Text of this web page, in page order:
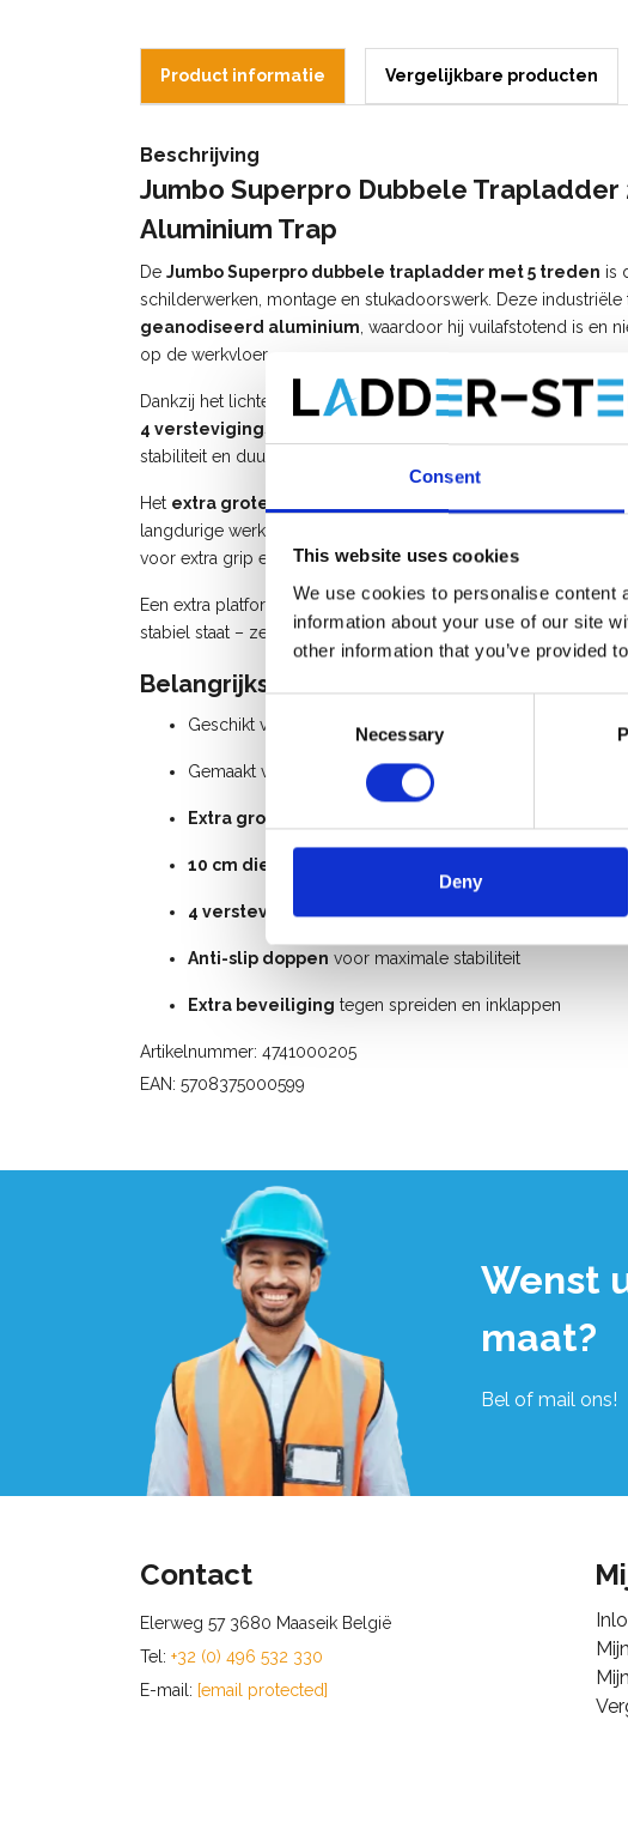
Consent
This website uses cookies
We use cookies to personalise content
information about your use of our site
other information that you’ve provided
Selection
Necessary
Deny
Product informatie Vergelijkbare producten
Beschrijving
Jumbo Superpro Dubbele
Aluminium Trap
De Jumbo Superpro dubbele trapladder met 5 treden is
schilderwerken, montage en stukadoorswerk. Deze
geanodiseerd aluminium , waardoor hij vuilafstotend is en
op de werkvloer.
Dankzij het lichte gewicht en de uitzonderlijke stevigheid werk
4 verstevigingsplaten en maar liefst 12
stabiliteit en duurzaamheid.
Het extra grote bordes van 22 x 40 cm
langdurige werkzaamheden. Bovendien zorgen de robuuste
voor extra grip en veiligheid.
Een extra platform onder het bovenste platform voorkomt
stabiel staat – zelfs bij intensief gebruik.
Belangrijkste kenmerken:
Geschikt voor intensief industrieel gebruik
Gemaakt van geanodiseerd aluminium (vuilafstotend
Extra groot werkplatform
10 cm diepe treden
4 verstevigingsplaten en 12 bevestigingspunten
Anti-slip doppen voor maximale stabiliteit
Extra beveiliging tegen spreiden en inklappen
Artikelnummer: 4741000205
EAN: 5708375000599
Wenst
maat?
Bel of mail ons!
Contact
Elerweg 57 3680 Maaseik België
Tel: +32 (0) 496 532 330
E-mail: [email protected]